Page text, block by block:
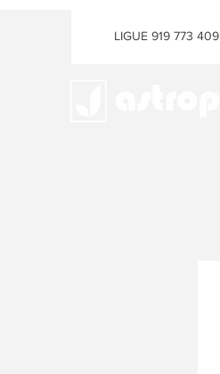
LIGUE 919 773 409